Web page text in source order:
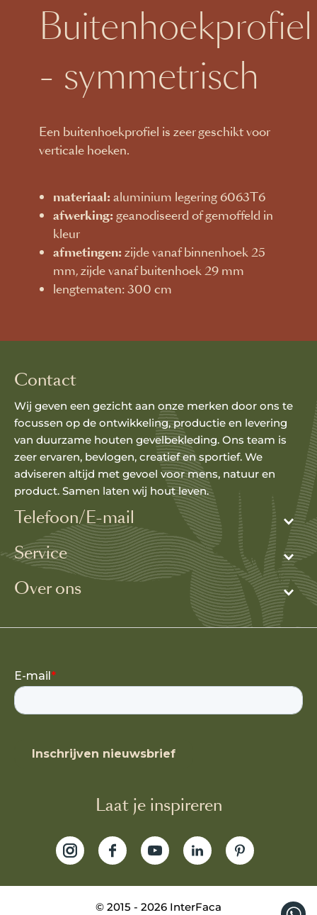
Buitenhoekprofiel
- symmetrisch
Een buitenhoekprofiel is zeer geschikt voor
verticale hoeken.
materiaal: aluminium legering 6063T6
afwerking: geanodiseerd of gemoffeld in
kleur
afmetingen: zijde vanaf binnenhoek 25
mm, zijde vanaf buitenhoek 29 mm
lengtematen: 300 cm
Laat je inspireren
Contact
Wij geven een gezicht aan onze merken door ons te
focussen op de ontwikkeling, productie en levering
van duurzame houten gevelbekleding. Ons team is
zeer ervaren, bevlogen, creatief en sportief. We
adviseren altijd met gevoel voor mens, natuur en
product. Samen laten wij hout leven.
Telefoon/E-mail
Service
Over ons
© 2015 - 2026 InterFaca